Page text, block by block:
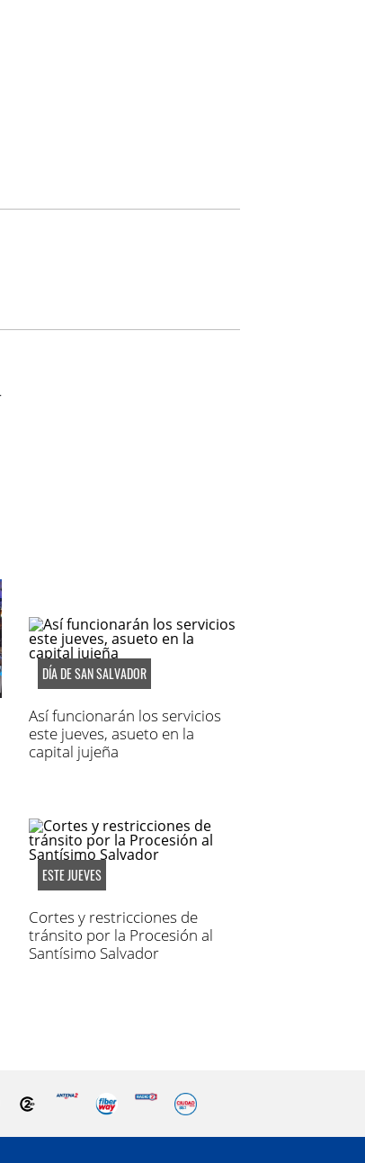
DÍA DE SAN SALVADOR
Así funcionarán los servicios
este jueves, asueto en la
capital jujeña
ESTE JUEVES
Cortes y restricciones de
tránsito por la Procesión al
Santísimo Salvador